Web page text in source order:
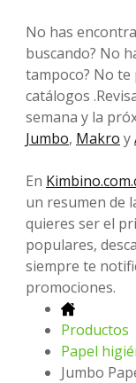
No has
buscando? No
tampoco? No
catálogos
semana y la
Jumbo, Makro y
En
un resumen de
quieres ser el
populares,
siempre te
promociones.
Productos
Papel
Jumbo